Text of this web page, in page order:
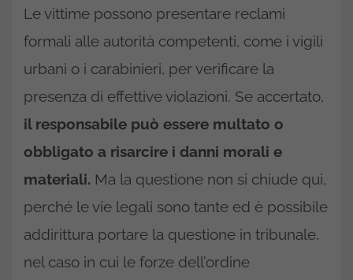
Le vittime possono presentare reclami
formali alle autorità competenti, come i vigili
urbani o i carabinieri, per verificare la
presenza di effettive violazioni. Se accertato,
il responsabile può essere multato o
obbligato a risarcire i danni morali e
materiali. Ma la questione non si chiude qui,
perché le vie legali sono tante ed è possibile
addirittura portare la questione in tribunale,
nel caso in cui le forze dell’ordine